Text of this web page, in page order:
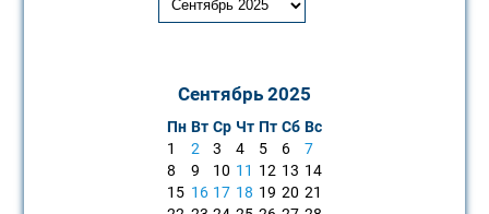
Сентябрь 2025
Пн Вт Ср Чт Пт Сб Вс
1
2 3 4 5 6
7
8
9 10 11 12 13 14
15 16 17 18 19 20 21